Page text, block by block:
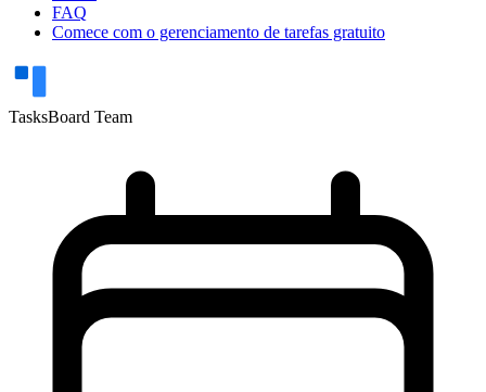
FAQ
Comece com o gerenciamento de tarefas gratuito
TasksBoard Team